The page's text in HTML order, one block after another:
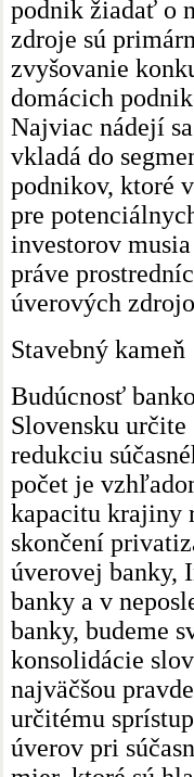
podnik žiadať o
zdroje sú
zvyšovanie
domácich
Najviac nádejí
vkladá do
podnikov, ktoré
pre
investorov
práve
úverových
Stavebný kameň
Budúcnosť
Slovensku určite
redukciu
počet je
kapacitu krajiny
skončení
úverovej banky,
banky a v
banky, budeme
konsolidácie
najväčšou
určitému
úverov pri